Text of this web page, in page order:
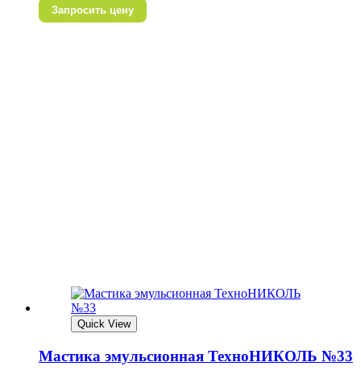
Запросить цену
Quick View
Мастика эмульсионная ТехноНИКОЛЬ №33